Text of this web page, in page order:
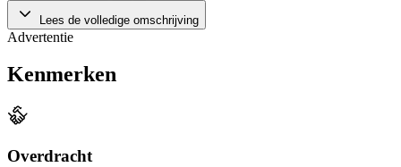
Lees de volledige omschrijving
Advertentie
Kenmerken
Overdracht